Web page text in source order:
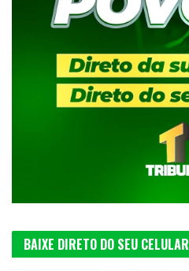
BAIXE DIRETO DO SEU CELULAR